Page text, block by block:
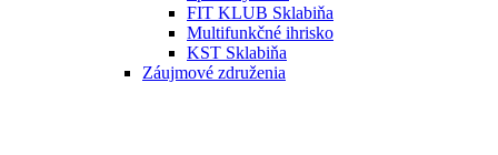
FIT KLUB Sklabiňa
Multifunkčné ihrisko
KST Sklabiňa
Záujmové združenia